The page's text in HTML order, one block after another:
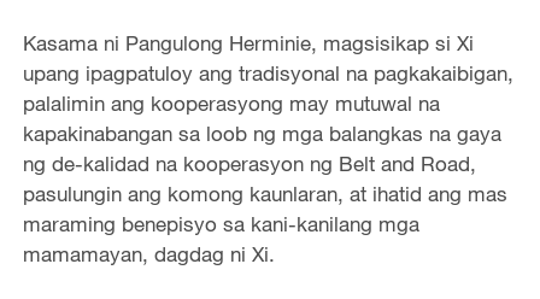
Kasama ni Pangulong Herminie, magsisikap si Xi
upang ipagpatuloy ang tradisyonal na pagkakaibigan,
palalimin ang kooperasyong may mutuwal na
kapakinabangan sa loob ng mga balangkas na gaya
ng de-kalidad na kooperasyon ng Belt and Road,
pasulungin ang komong kaunlaran, at ihatid ang mas
maraming benepisyo sa kani-kanilang mga
mamamayan, dagdag ni Xi.